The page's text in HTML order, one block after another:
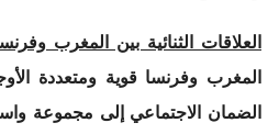
العلاقات الثنائية بين المغرب
المغرب وفرنسا قوية ومتعددة
الضمان الاجتماعي إلى مجموعة